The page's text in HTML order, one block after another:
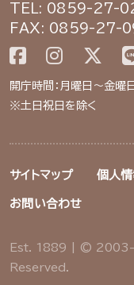
TEL: 0859-27-
FAX: 0859-27-
開庁時間：月曜日～金曜
※土日祝日を除く
サイトマップ 個人
お問い合わせ
Est. 1889 | ©
Reserved.